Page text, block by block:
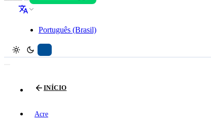
Português (Brasil)
INÍCIO
Acre